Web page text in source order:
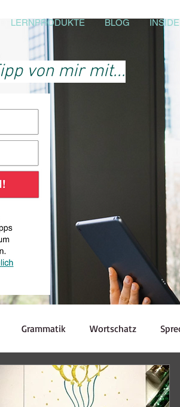
LERNPRODUKTE BLOG
von mir mit...
Grammatik Wortschatz
Kulturelle Kuriositäten